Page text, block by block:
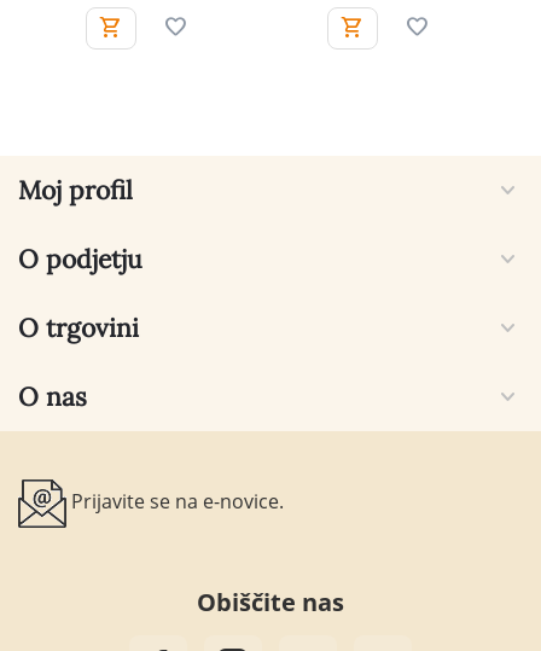
Moj profil
O podjetju
O trgovini
O nas
Prijavite se na e-novice.
Obiščite nas